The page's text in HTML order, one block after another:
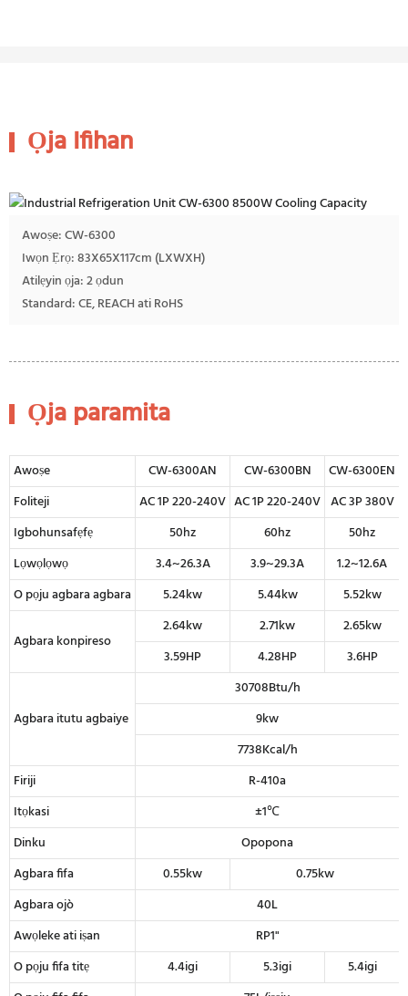
Ọja Ifihan
Awoṣe: CW-6300
Iwọn Ẹrọ: 83X65X117cm (LXWXH)
Atilẹyin ọja: 2 ọdun
Standard: CE, REACH ati RoHS
Ọja paramita
Awoṣe CW-6300AN CW-6300BN
CW-6300EN
Foliteji
AC 1P 220-240V AC 1P 220-240V AC 3P 380V
Igbohunsafẹfẹ
50hz 60hz
50hz
Lọwọlọwọ
3.4~26.3A 3.9~29.3A
1.2~12.6A
O pọju agbara agbara
5.24kw 5.44kw 5.52kw
Agbara konpireso
2.64kw 2.71kw
2.65kw
3.59HP
4.28HP 3.6HP
Agbara itutu agbaiye
30708Btu/h
9kw
7738Kcal/h
Firiji
R-410a
Itọkasi
±1℃
Dinku
Opopona
Agbara fifa
0.55kw
0.75kw
Agbara ojò
40L
Awọleke ati iṣan
RP1"
O pọju fifa titẹ
4.4igi 5.3igi
5.4igi